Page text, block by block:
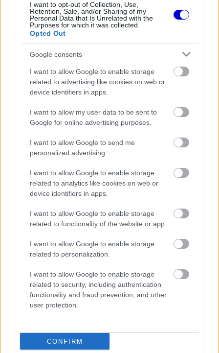
I want to opt-out of Collection, Use,
Retention, Sale, and/or Sharing of my
Personal Data that Is Unrelated with the
Purposes for which it was collected.
Opted Out
Google consents
I want to allow Google to enable storage
related to advertising like cookies on web or
device identifiers in apps.
I want to allow my user data to be sent to
Google for online advertising purposes.
I want to allow Google to send me
personalized advertising.
I want to allow Google to enable storage
related to analytics like cookies on web or
device identifiers in apps.
I want to allow Google to enable storage
related to functionality of the website or app.
I want to allow Google to enable storage
related to personalization.
I want to allow Google to enable storage
related to security, including authentication
functionality and fraud prevention, and other
user protection.
CONFIRM
Antonelli elárulta a legfontosabb
leckét, amit Hamiltontól és
Verstappentől tanult
A B-konstrukció csak a kezdet
volt, agresszív fejlesztési rohamot
indít az Aston Martin
A kommentelők nem is rejtették véka alá
véleményüket. Egyikük például egyszerűen így
fogalmazott: „Mit is próbáltok ezzel reklámozni?”.
Mások sem voltak sokkal derűlátóbbak, amikor a
Ferrarijövőjéről nyilatkoztak.
„Szóval az új traktor neve SF-26. Értem.” – írta
egy követő, egy másik pedig egy vörös színű
traktor fotóját posztolta, amelyre a Ferrari
emblémáját montírozta. Voltak, akik még ennél is
szkeptikusabbak voltak az új érával kapcsolatban
– egyikük például így zárta rövid sorait: „Új
korszak, ugyanaz a… tudod.”
Bár elsőre úgy tűnhet, mintha a Ferrari egyszerűen
nem tudta volna, hogyan mutassa be új gépét,